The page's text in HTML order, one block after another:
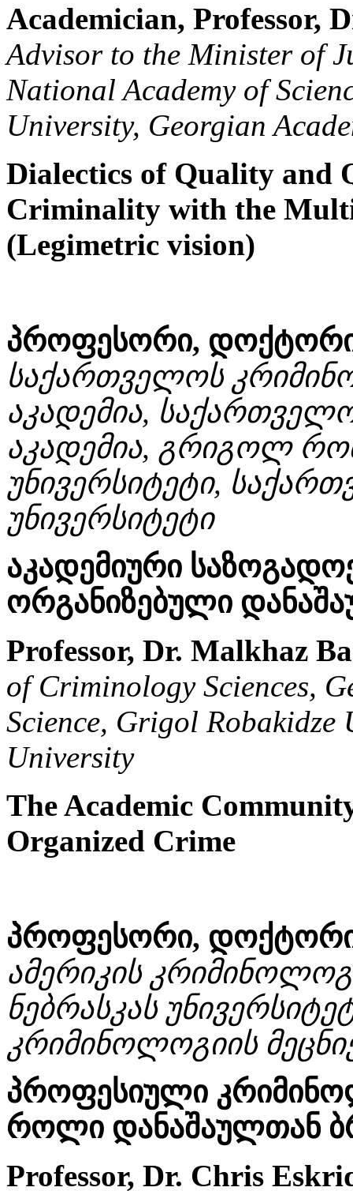
Academician, Professor,
Advisor to the Minister of
National Academy of
University, Georgian
Dialectics of Quality and
Criminality with the
(Legimetric vision)
პროფესორი, დოქტორი
საქართველოს
აკადემია,
აკადემია, გრიგოლ
უნივერსიტეტი,
უნივერსიტეტი
აკადემიური
ორგანიზებული
Professor, Dr. Malkhaz
of Criminology Sciences,
Science, Grigol Robakidze
University
The Academic
Organized Crime
პროფესორი, დოქტორი
ამერიკის
ნებრასკას
კრიმინოლოგიის
პროფესიული
როლი დანაშაულთან
Professor, Dr. Chris